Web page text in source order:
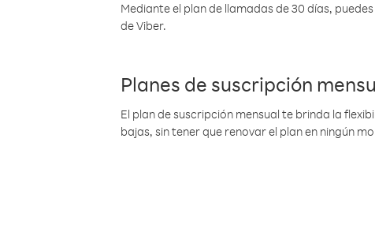
Mediante el plan de llamadas de 30 días,
de Viber.
Planes de suscripción
El plan de suscripción mensual te brinda la
bajas, sin tener que renovar el plan en ningún